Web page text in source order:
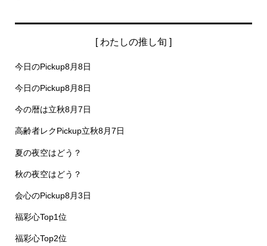
[ わたしの推し旬 ]
今日のPickup8月8日
今日のPickup8月8日
今の暦は立秋8月7日
高齢者レクPickup立秋8月7日
夏の夜空はどう？
秋の夜空はどう？
会心のPickup8月3日
福彩心Top1位
福彩心Top2位